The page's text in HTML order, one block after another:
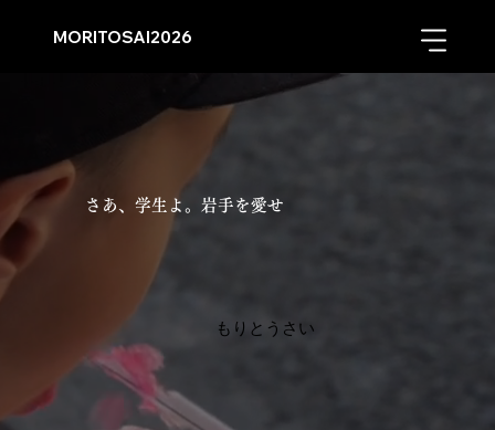
MORITOSAI2026
​もりとうさい
さあ、学生よ。岩手を愛せ